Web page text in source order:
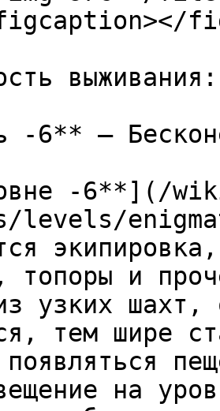
-6** —
-6**](/
levels/
топоры и
узких шахт,
тем шире
появляться
на